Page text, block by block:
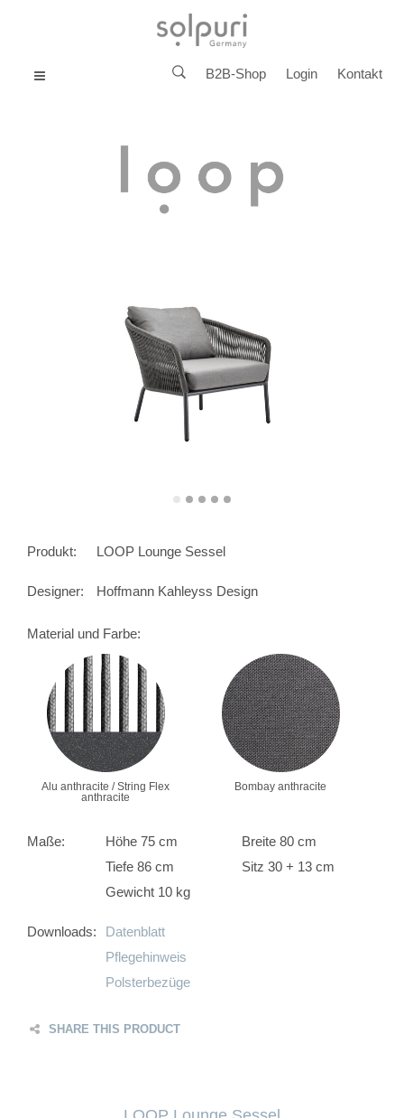
MENU B2B-Shop Login Kontakt
Produkt: LOOP Lounge Sessel
Designer: Hoffmann Kahleyss Design
Material und Farbe:
Alu anthracite / String Flex
anthracite
Bombay anthracite
Maße: Höhe 75 cm
Breite 80 cm
Tiefe 86 cm
Sitz 30 + 13 cm
Gewicht 10 kg
Downloads:
Datenblatt
Pflegehinweis
Polsterbezüge
SHARE THIS PRODUCT